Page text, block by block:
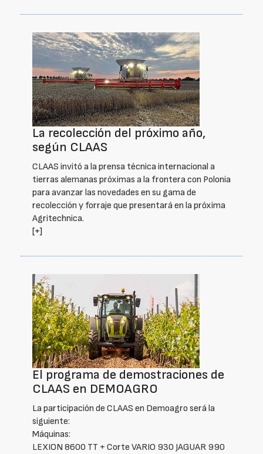
La recolección del próximo año,
según CLAAS
CLAAS invitó a la prensa técnica internacional a
tierras alemanas próximas a la frontera con Polonia
para avanzar las novedades en su gama de
recolección y forraje que presentará en la próxima
Agritechnica.
[+]
El programa de demostraciones de
CLAAS en DEMOAGRO
La participación de CLAAS en Demoagro será la
siguiente:
Máquinas:
LEXION 8600 TT + Corte VARIO 930 JAGUAR 990